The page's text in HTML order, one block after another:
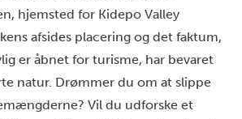
hjemsted for Kidepo Valley
afsides placering og det faktum,
er åbnet for turisme, har bevaret
natur. Drømmer du om at slippe
Vil du udforske et